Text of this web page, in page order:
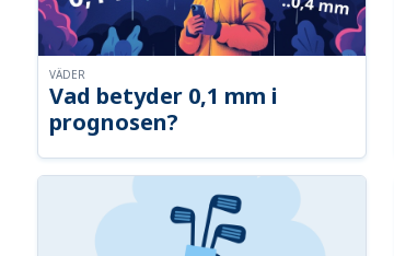
Vad betyder 0,1 mm i
prognosen?
VÄDER